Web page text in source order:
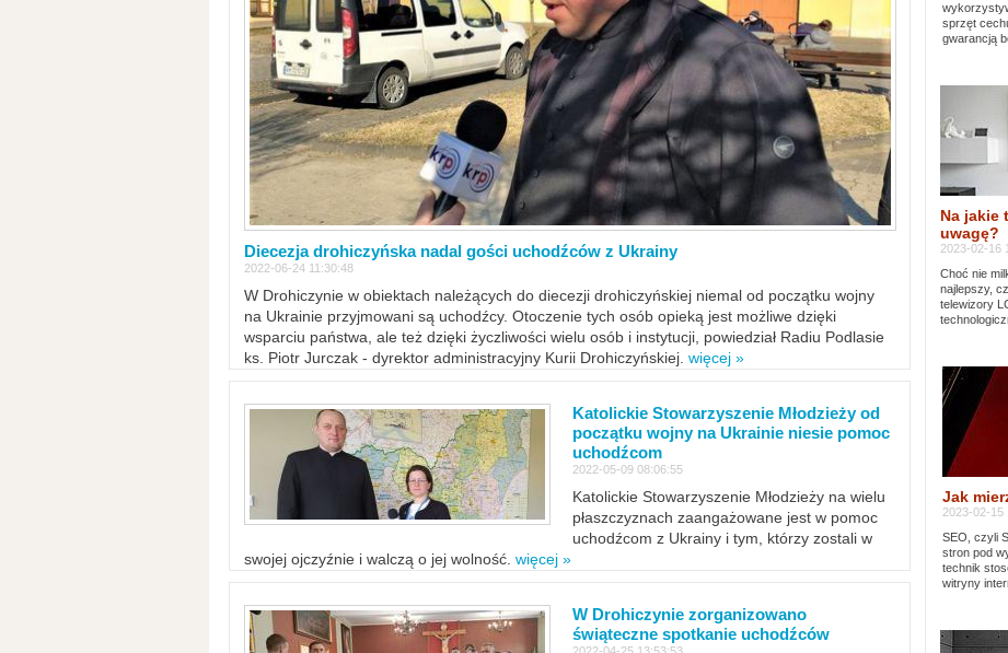
Diecezja drohiczyńska nadal gości uchodźców z Ukrainy
2022-06-24 11:30:48
W Drohiczynie w obiektach należących do diecezji drohiczyńskiej niemal od początku wojny
na Ukrainie przyjmowani są uchodźcy. Otoczenie tych osób opieką jest możliwe dzięki
wsparciu państwa, ale też dzięki życzliwości wielu osób i instytucji, powiedział Radiu Podlasie
ks. Piotr Jurczak - dyrektor administracyjny Kurii Drohiczyńskiej. więcej »
Katolickie Stowarzyszenie Młodzieży od
początku wojny na Ukrainie niesie pomoc
uchodźcom
2022-05-09 08:06:55
Katolickie Stowarzyszenie Młodzieży na wielu
płaszczyznach zaangażowane jest w pomoc
uchodźcom z Ukrainy i tym, którzy zostali w
swojej ojczyźnie i walczą o jej wolność. więcej »
W Drohiczynie zorganizowano
świąteczne spotkanie uchodźców
sprzęt
gwarancją
Na jakie
uwagę?
2023-02-16
Choć nie
najlepszy,
telewizory
Jak
2023-02-15
SEO, czyli
stron pod
technik
witryny